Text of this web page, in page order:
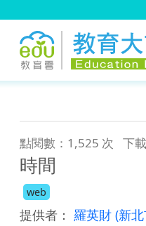
點閱數：1,525 次 下
時間
web
提供者： 羅英財 (新